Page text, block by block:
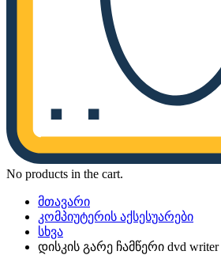
No products in the cart.
მთავარი
კომპიუტერის აქსესუარები
სხვა
​დისკის გარე ჩამწერი dvd writer